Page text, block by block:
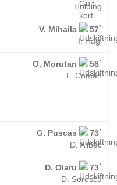
Holding
V. Mihaila
57`
I. Hagi
O. Morutan
58`
F. Coman
G. Puscas
73`
D. Alibec
D. Olaru
73`
D. Sorescu